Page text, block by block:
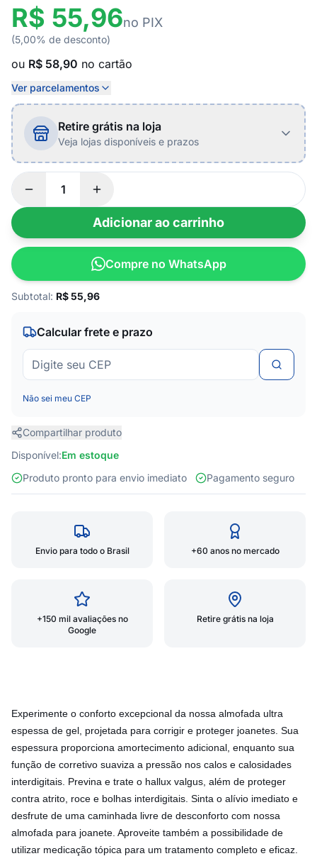
R$ 55,96no PIX
(5,00% de desconto)
ou R$ 58,90 no cartão
Ver parcelamentos
Retire grátis na loja
Veja lojas disponíveis e prazos
Adicionar ao carrinho
Compre no WhatsApp
Subtotal: R$55,96
Calcular frete e prazo
Não sei meu CEP
Compartilhar produto
Disponível:Em estoque
Produto pronto para envio imediato
Pagamento seguro
Envio para todo o Brasil +60 anos no mercado
+150 mil avaliações no
Google
Retire grátis na loja
Experimente o conforto excepcional da nossa almofada ultra
espessa de gel, projetada para corrigir e proteger joanetes. Sua
espessura proporciona amortecimento adicional, enquanto sua
função de corretivo suaviza a pressão nos calos e calosidades
interdigitais. Previna e trate o hallux valgus, além de proteger
contra atrito, roce e bolhas interdigitais. Sinta o alívio imediato e
desfrute de uma caminhada livre de desconforto com nossa
almofada para joanete. Aproveite também a possibilidade de
utilizar medicação tópica para um tratamento completo e eficaz.